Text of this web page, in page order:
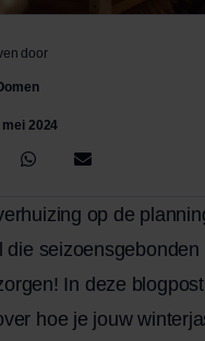
door
mei 2024
op de
die
In deze
hoe je jouw